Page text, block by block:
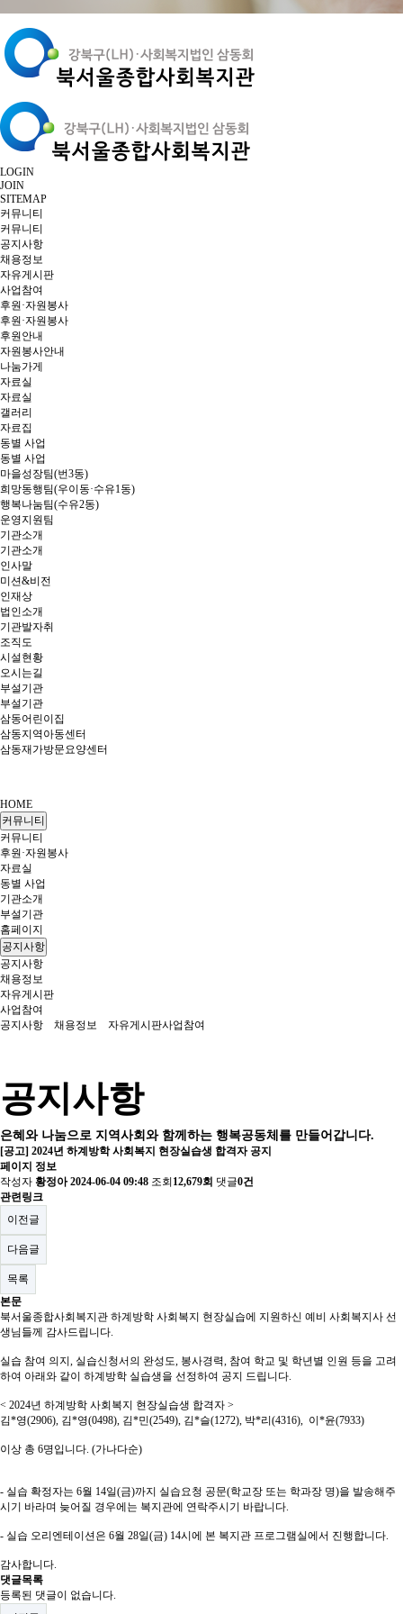
LOGIN
JOIN
SITEMAP
커뮤니티
커뮤니티
공지사항
채용정보
자유게시판
사업참여
후원·자원봉사
후원·자원봉사
후원안내
자원봉사안내
나눔가게
자료실
자료실
갤러리
자료집
동별 사업
동별 사업
마을성장팀(번3동)
희망동행팀(우이동·수유1동)
행복나눔팀(수유2동)
운영지원팀
기관소개
기관소개
인사말
미션&비전
인재상
법인소개
기관발자취
조직도
시설현황
오시는길
부설기관
부설기관
삼동어린이집
삼동지역아동센터
삼동재가방문요양센터
HOME
커뮤니티
커뮤니티
후원·자원봉사
자료실
동별 사업
기관소개
부설기관
홈페이지
공지사항
공지사항
채용정보
자유게시판
사업참여
공지사항
채용정보 자유게시판사업참여
공지사항
은혜와 나눔으로 지역사회와 함께하는 행복공동체를 만들어갑니다.
[공고] 2024년 하계방학 사회복지 현장실습생 합격자 공지
페이지 정보
작성자 황정아 2024-06-04 09:48 조회 12,679회 댓글0건
관련링크
이전글
다음글
목록
본문
북서울종합사회복지관 하계방학 사회복지 현장실습에 지원하신 예비 사회복지사 선
생님들께 감사드립니다.
실습 참여 의지, 실습신청서의 완성도, 봉사경력, 참여 학교 및 학년별 인원 등을 고려
하여 아래와 같이 하계방학 실습생을 선정하여 공지 드립니다.
< 2024년 하계방학 사회복지 현장실습생 합격자 >
김*영(2906), 김*영(0498), 김*민(2549), 김*슬(1272), 박*리(4316), 이*윤(7933)
이상 총 6명입니다. (가나다순)
- 실습 확정자는 6월 14일(금)까지 실습요청 공문(학교장 또는 학과장 명)을 발송해주
시기 바라며 늦어질 경우에는 복지관에 연락주시기 바랍니다.
- 실습 오리엔테이션은 6월 28일(금) 14시에 본 복지관 프로그램실에서 진행합니다.
감사합니다.
댓글목록
등록된 댓글이 없습니다.